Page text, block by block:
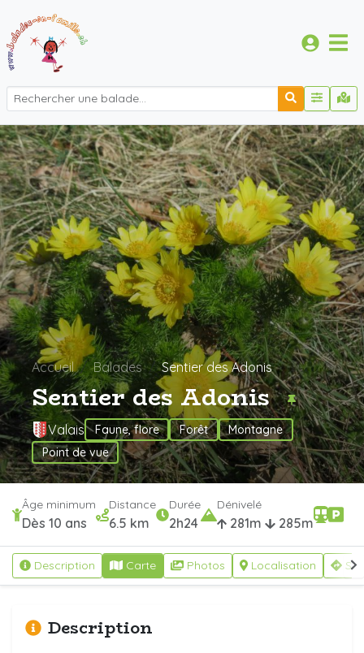
Accueil Balades Sentier des Adonis
Sentier des Adonis
Valais Faune, flore Forêt
Montagne
Point de vue
Âge minimum
Dès 10 ans
Distance
6.5 km
Durée
2h24
Dénivelé
281m 285m
Description Carte Photos Localisation S'y
Description